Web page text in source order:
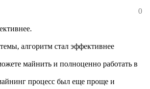
0
алгоритм стал эффективнее
майнить и полноценно работать в
процесс был еще проще и